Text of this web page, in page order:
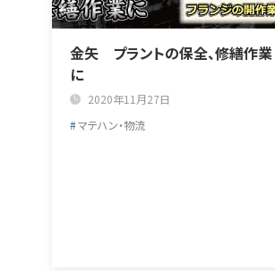
金矢 プラントの保全、修繕作業
に
2020年11月27日
マテハン・物流